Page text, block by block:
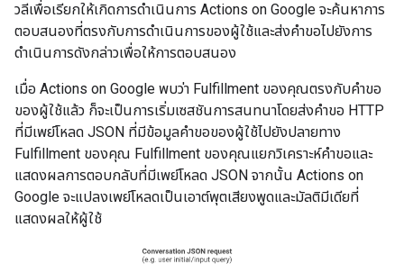
วลีเพื่อเรียกให้เกิดการดําเนินการ Actions on Google จะค้นหาการ
ตอบสนองที่ตรงกับการดำเนินการของผู้ใช้และส่งคำขอไปยังการ
ดำเนินการดังกล่าวเพื่อให้การตอบสนอง
เมื่อ Actions on Google พบว่า Fulfillment ของคุณตรงกับคำขอ
ของผู้ใช้แล้ว ก็จะเป็นการเริ่มเซสชันการสนทนาโดยส่งคำขอ HTTP
ที่มีเพย์โหลด JSON ที่มีข้อมูลคำขอของผู้ใช้ไปยังปลายทาง
Fulfillment ของคุณ Fulfillment ของคุณแยกวิเคราะห์คำขอและ
แสดงผลการตอบกลับที่มีเพย์โหลด JSON จากนั้น Actions on
Google จะแปลงเพย์โหลดเป็นเอาต์พุตเสียงพูดและมัลติมีเดียที่
แสดงผลให้ผู้ใช้